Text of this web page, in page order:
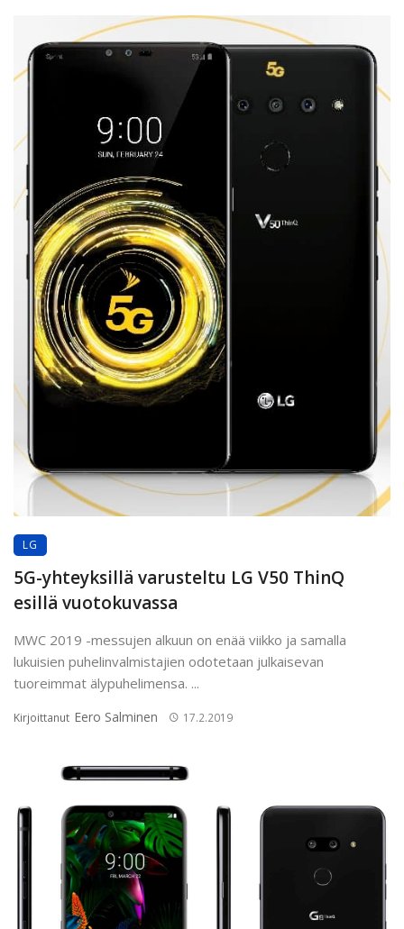
LG
5G-yhteyksillä varusteltu LG V50 ThinQ
esillä vuotokuvassa
MWC 2019 -messujen alkuun on enää viikko ja samalla
lukuisien puhelinvalmistajien odotetaan julkaisevan
tuoreimmat älypuhelimensa. ...
Kirjoittanut Eero Salminen 17.2.2019